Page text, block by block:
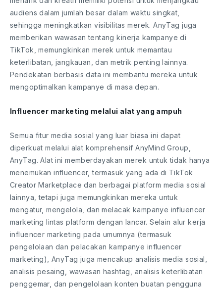
audiens dalam jumlah besar dalam waktu singkat,
sehingga meningkatkan visibilitas merek. AnyTag juga
memberikan wawasan tentang kinerja kampanye di
TikTok, memungkinkan merek untuk memantau
keterlibatan, jangkauan, dan metrik penting lainnya.
Pendekatan berbasis data ini membantu mereka untuk
mengoptimalkan kampanye di masa depan.
Influencer marketing melalui alat yang ampuh
Semua fitur media sosial yang luar biasa ini dapat
diperkuat melalui alat komprehensif AnyMind Group,
AnyTag. Alat ini memberdayakan merek untuk tidak hanya
menemukan influencer, termasuk yang ada di TikTok
Creator Marketplace dan berbagai platform media sosial
lainnya, tetapi juga memungkinkan mereka untuk
mengatur, mengelola, dan melacak kampanye influencer
marketing lintas platform dengan lancar. Selain alur kerja
influencer marketing pada umumnya (termasuk
pengelolaan dan pelacakan kampanye influencer
marketing), AnyTag juga mencakup analisis media sosial,
analisis pesaing, wawasan hashtag, analisis keterlibatan
penggemar, dan pengelolaan konten buatan pengguna